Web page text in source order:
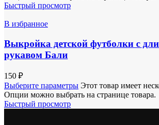
Быстрый просмотр
В избранное
Выкройка детской футболки с
рукавом Бали
150 ₽
Выберите параметры Этот товар имеет
Опции можно выбрать на странице товара.
Быстрый просмотр